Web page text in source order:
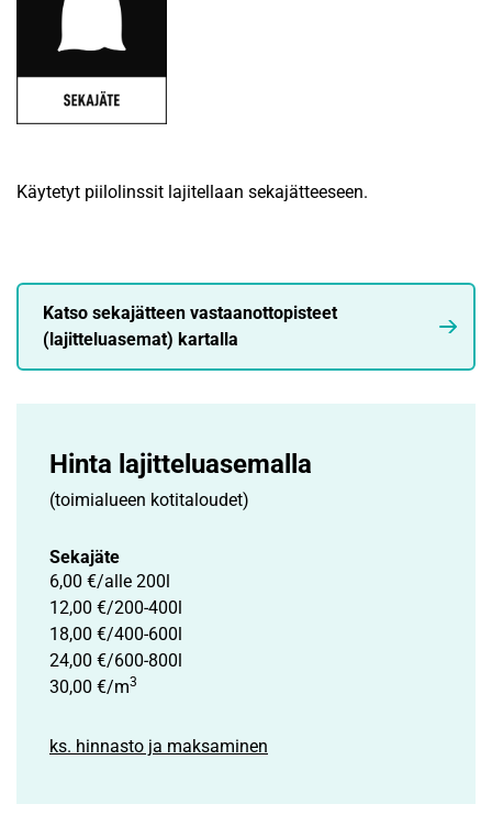
Käytetyt piilolinssit lajitellaan sekajätteeseen.
Katso sekajätteen vastaanottopisteet
(lajitteluasemat) kartalla
Hinta lajittelu­asemalla
(toimialueen kotitaloudet)
Sekajäte
6,00 €/alle 200l
12,00 €/200-400l
18,00 €/400-600l
24,00 €/600-800l
30,00 €/m3
ks. hinnasto ja maksaminen